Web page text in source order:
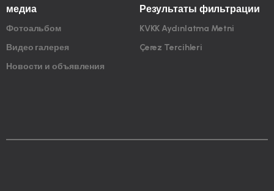
медиа
Фотоальбом
Видео галерея
Новости и объявления
Результаты фильтрации
KVKK Aydınlatma Metni
Çerez Tercihleri